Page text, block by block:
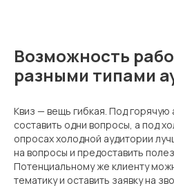
Возможность
разными типами
Квиз — вещь гибкая. Под
составить одни вопросы, а под
опросах холодной аудитории
на вопросы и предоставить
Потенциальному же клиенту
тематику и оставить заявку на